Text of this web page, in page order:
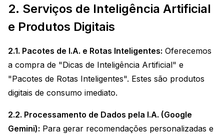
2. Serviços de Inteligência Artificial
e Produtos Digitais
2.1. Pacotes de I.A. e Rotas Inteligentes: Oferecemos
a compra de "Dicas de Inteligência Artificial" e
"Pacotes de Rotas Inteligentes". Estes são produtos
digitais de consumo imediato.
2.2. Processamento de Dados pela I.A. (Google
Gemini): Para gerar recomendações personalizadas e